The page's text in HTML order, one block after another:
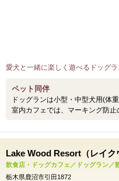
愛犬と一緒に楽しく遊べるドッグ
ペット同伴
ドッグランは小型・中型犬用(体
室内カフェでは、マーキング防止
Lake Wood Resort（レイク
飲食店・ドッグカフェ／ドッグラン／
栃木県鹿沼市引田1872